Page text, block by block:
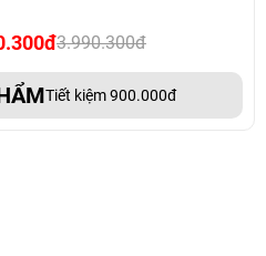
3.990.300đ
Tiết kiệm 900.000đ